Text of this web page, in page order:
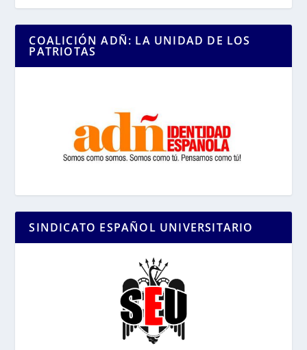
COALICIÓN ADÑ: LA UNIDAD DE LOS
PATRIOTAS
SINDICATO ESPAÑOL UNIVERSITARIO